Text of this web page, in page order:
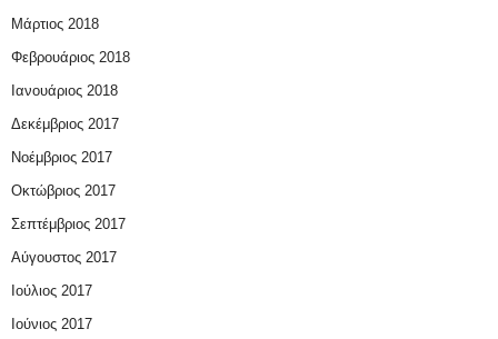
Μάρτιος 2018
Φεβρουάριος 2018
Ιανουάριος 2018
Δεκέμβριος 2017
Νοέμβριος 2017
Οκτώβριος 2017
Σεπτέμβριος 2017
Αύγουστος 2017
Ιούλιος 2017
Ιούνιος 2017